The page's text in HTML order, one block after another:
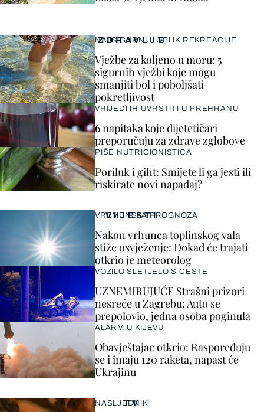
VIJESTI
VREMENSKA PROGNOZA
Nakon vrhunca toplinskog vala
stiže osvježenje: Dokad će trajati
otkrio je meteorolog
VOZILO SLETJELO S CESTE
UZNEMIRUJUĆE Strašni prizori
nesreće u Zagrebu: Auto se
prepolovio, jedna osoba poginula
ALARM U KIJEVU
Obavještajac otkrio: Raspoređuju
se i imaju 120 raketa, napast će
Ukrajinu
ZDRAVLJE
NAJSIGURNIJI OBLIK REKREACIJE
Vježbe za koljeno u moru: 5
sigurnih vježbi koje mogu
smanjiti bol i poboljšati
pokretljivost
VRIJEDI IH UVRSTITI U PREHRANU
6 napitaka koje dijetetičari
preporučuju za zdrave zglobove
PIŠE NUTRICIONISTICA
Poriluk i giht: Smijete li ga jesti ili
riskirate novi napadaj?
TV
NASLJEDNIK